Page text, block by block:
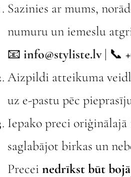
Sazinies ar mums,
numuru un iemeslu
📧 info@styliste.lv| 📞
Aizpildi atteikuma
uz e-pastu pēc
Iepako preci oriģinālajā
saglabājot birkas un
Precei nedrīkst būt